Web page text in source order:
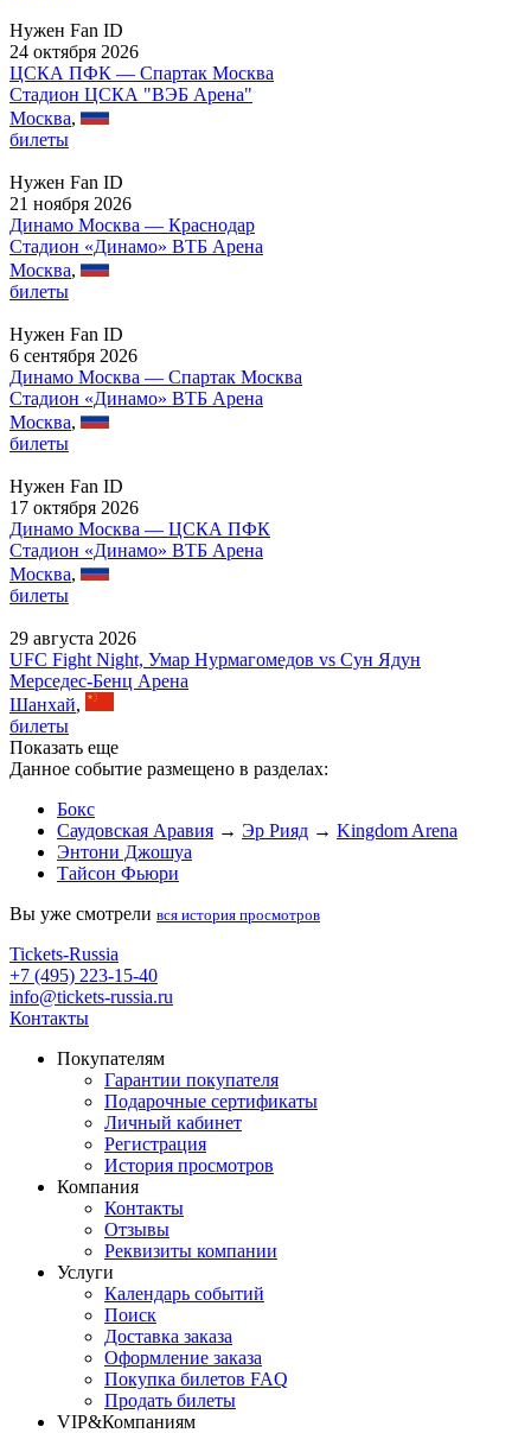
Нужен Fan ID
24 октября 2026
ЦСКА ПФК — Спартак Москва
Стадион ЦСКА "ВЭБ Арена"
Москва,
билеты
Нужен Fan ID
21 ноября 2026
Динамо Москва — Краснодар
Стадион «Динамо» ВТБ Арена
Москва,
билеты
Нужен Fan ID
6 сентября 2026
Динамо Москва — Спартак Москва
Стадион «Динамо» ВТБ Арена
Москва,
билеты
Нужен Fan ID
17 октября 2026
Динамо Москва — ЦСКА ПФК
Стадион «Динамо» ВТБ Арена
Москва,
билеты
29 августа 2026
UFC Fight Night, Умар Нурмагомедов vs Сун Ядун
Мерседес-Бенц Арена
Шанхай,
билеты
Показать еще
Данное событие размещено в разделах:
Бокс
Саудовская Аравия → Эр Рияд → Kingdom Arena
Энтони Джошуа
Тайсон Фьюри
Вы уже смотрели вся история просмотров
Tickets-Russia
+7 (495) 223-15-40
info@tickets-russia.ru
Контакты
Покупателям
Гарантии покупателя
Подарочные сертификаты
Личный кабинет
Регистрация
История просмотров
Компания
Контакты
Отзывы
Реквизиты компании
Услуги
Календарь событий
Поиск
Доставка заказа
Оформление заказа
Покупка билетов FAQ
Продать билеты
VIP&Компаниям